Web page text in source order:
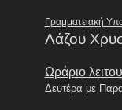
Γραμματειακή
Λάζου
Ωράριο
Δευτέρα με